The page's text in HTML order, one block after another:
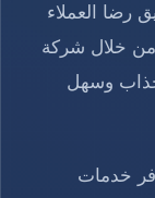
رضا العملاء
من خلال شركة
وسهل
خدمات